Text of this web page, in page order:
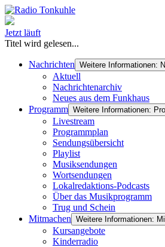
Jetzt läuft
Titel wird gelesen...
Nachrichten Weitere Informationen:
Aktuell
Nachrichtenarchiv
Neues aus dem Funkhaus
Programm Weitere Informationen:
Livestream
Programmplan
Sendungsübersicht
Playlist
Musiksendungen
Wortsendungen
Lokalredaktions-Podcasts
Über das Musikprogramm
Trug und Schein
Mitmachen Weitere Informationen:
Kursangebote
Kinderradio